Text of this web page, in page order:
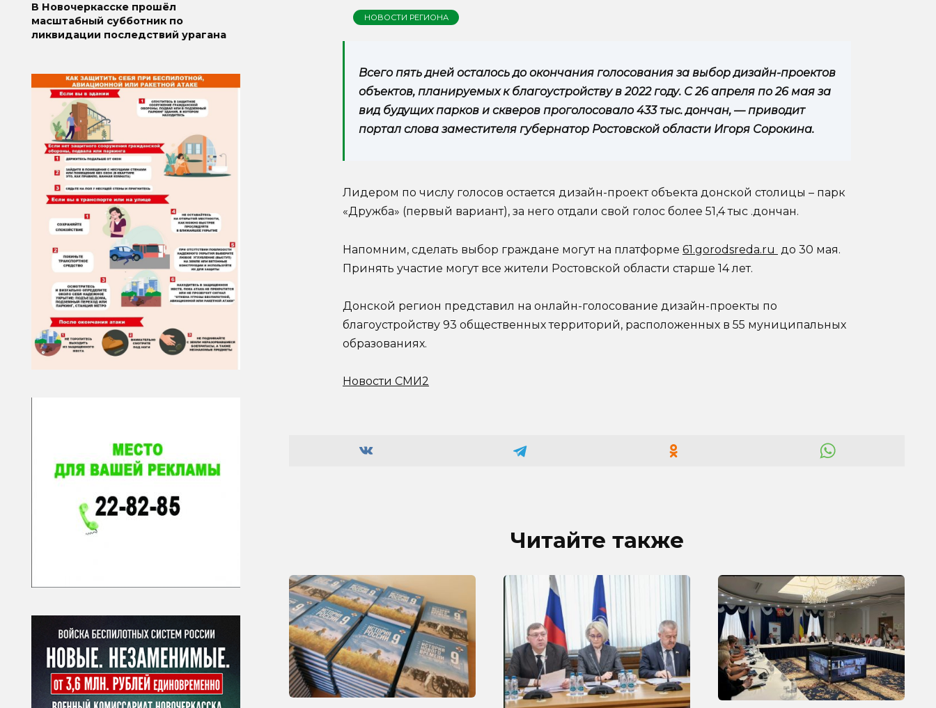
НОВОСТИ РЕГИОНА
Всего пять дней осталось до окончания голосования за выбор дизайн-проектов
объектов, планируемых к благоустройству в 2022 году. С 26 апреля по 26 мая за
вид будущих парков и скверов проголосовало 433 тыс. дончан, — приводит
портал слова заместителя губернатор Ростовской области Игоря Сорокина.
Лидером по числу голосов остается дизайн-проект объекта донской столицы – парк
«Дружба» (первый вариант), за него отдали свой голос более 51,4 тыс .дончан.
Напомним, сделать выбор граждане могут на платформе 61.gorodsreda.ru до 30 мая.
Принять участие могут все жители Ростовской области старше 14 лет.
Донской регион представил на онлайн-голосование дизайн-проекты по
благоустройству 93 общественных территорий, расположенных в 55 муниципальных
образованиях.
Новости СМИ2
Читайте также
В Новочеркасске прошёл
масштабный субботник по
ликвидации последствий урагана